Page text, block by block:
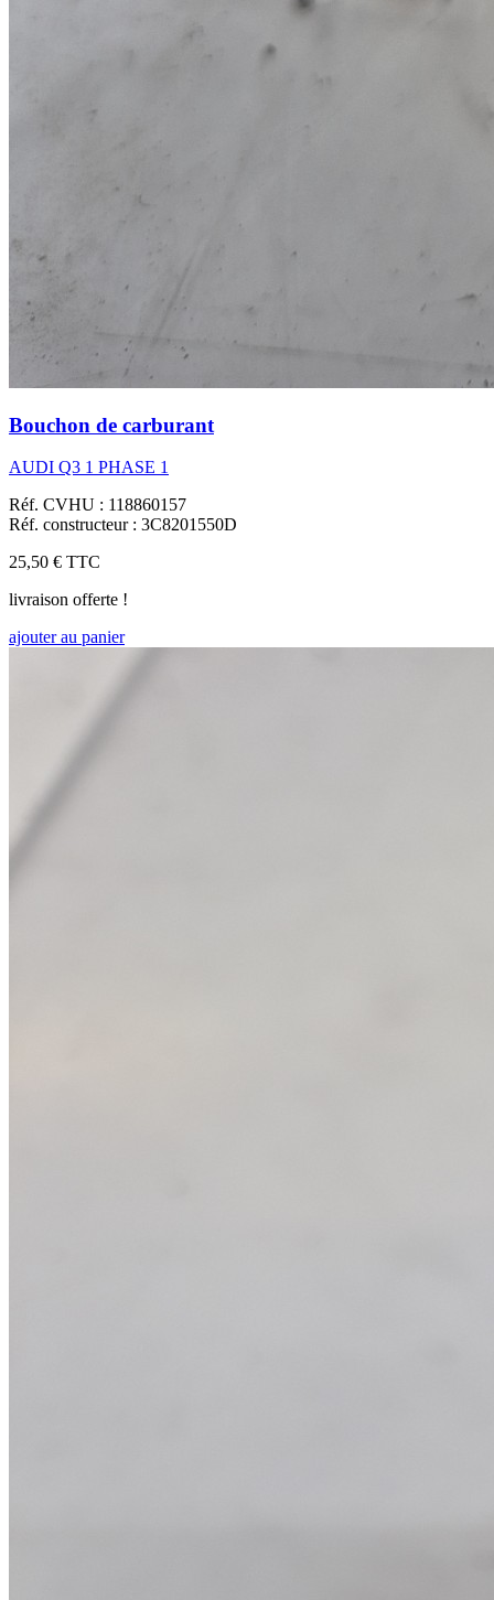
Bouchon de carburant
AUDI Q3 1 PHASE 1
Réf. CVHU : 118860157
Réf. constructeur : 3C8201550D
25,50 € TTC
livraison offerte !
ajouter au panier